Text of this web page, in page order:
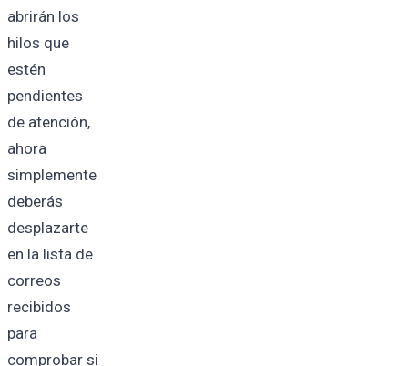
abrirán los
hilos que
estén
pendientes
de atención,
ahora
simplemente
deberás
desplazarte
en la lista de
correos
recibidos
para
comprobar si